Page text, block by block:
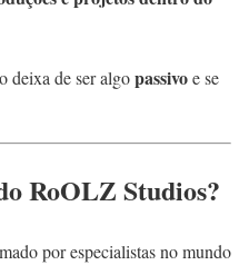
deixa de ser algopassivoe se
RoOLZ Studios?
por especialistas no mundo